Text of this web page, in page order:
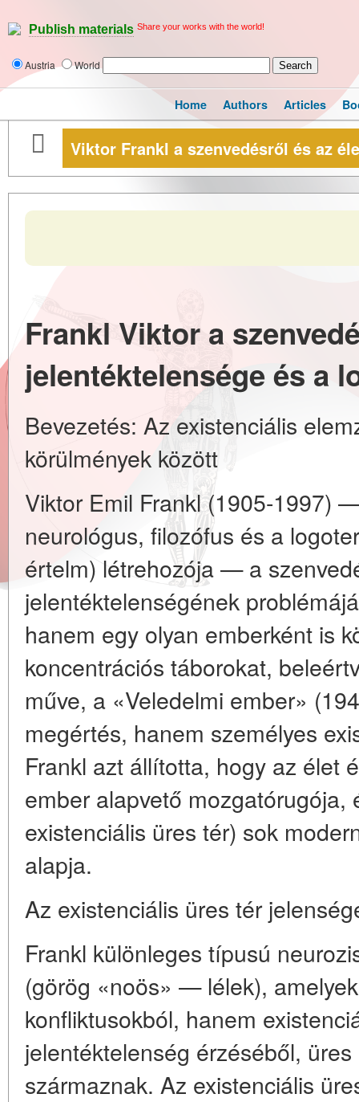
Publish materials Share your works with the world!
Austria World
Home Authors Articles
Viktor Frankl a szenvedésről és az
Frankl Viktor a
jelentéktelensége és a
Bevezetés: Az existenciális
körülmények között
Viktor Emil Frankl (1905-1997)
neurológus, filozófus és a
értelm) létrehozója — a
jelentéktelenségének
hanem egy olyan emberként is
koncentrációs táborokat,
műve, a «Veledelmi ember»
megértés, hanem személyes
Frankl azt állította, hogy az élet
ember alapvető mozgatórugója,
existenciális üres tér) sok
alapja.
Az existenciális üres tér
Frankl különleges típusú
(görög «noös» — lélek),
konfliktusokból, hanem
jelentéktelenség érzéséből,
származnak. Az existenciális